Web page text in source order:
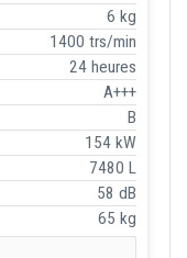
6 kg
1400 trs/min
24 heures
A+++
B
154 kW
7480 L
58 dB
65 kg